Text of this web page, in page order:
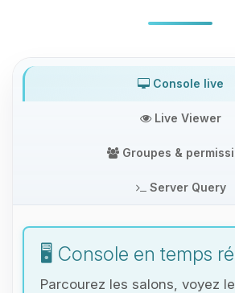
Console live
Live Viewer
Groupes &
Server Query
🖥️ Console en temps
Parcourez les salons, voyez